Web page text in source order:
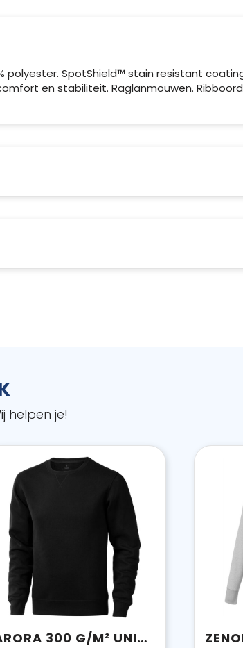
polyester. SpotShield™ stain resistant
en stabiliteit. Raglanmouwen.
helpen je!
ARORA 300 G/M² UNISEX SWEATER MET RONDE HALS